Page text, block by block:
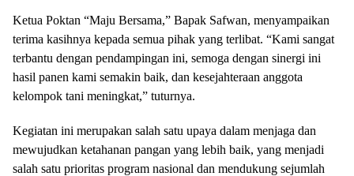
Ketua Poktan “Maju Bersama,” Bapak Safwan, menyampaikan
terima kasihnya kepada semua pihak yang terlibat. “Kami sangat
terbantu dengan pendampingan ini, semoga dengan sinergi ini
hasil panen kami semakin baik, dan kesejahteraan anggota
kelompok tani meningkat,” tuturnya.
Kegiatan ini merupakan salah satu upaya dalam menjaga dan
mewujudkan ketahanan pangan yang lebih baik, yang menjadi
salah satu prioritas program nasional dan mendukung sejumlah